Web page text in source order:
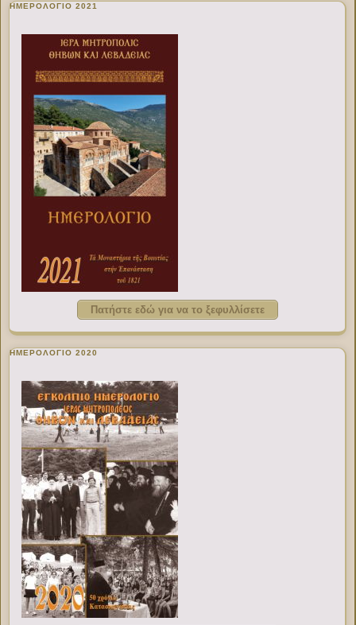
ΗΜΕΡΟΛΟΓΙΟ 2021
Πατήστε εδώ για να το ξεφυλλίσετε
ΗΜΕΡΟΛΟΓΙΟ 2020